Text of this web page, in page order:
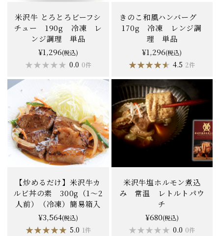
米沢牛 とろとろビーフシ
チュー 190g 冷凍 レ
ンジ調理 単品
¥1,296(税込)
★★★★★
★★★★★ 0.0 0件
きのこ和風ハンバーグ
170g 冷凍 レンジ調
理 単品
¥1,296(税込)
★★★★★
★★★★★ 4.5 2件
【炒めるだけ】米沢牛カ
ルビ丼の素 300g（1〜2
人前）（冷凍）簡易箱入
¥3,564(税込)
★★★★★
★★★★★ 5.0 1件
米沢牛塩ホルモン煮込
み 常温 レトルトパウ
チ
¥680(税込)
★★★★★
★★★★★ 0.0 0件